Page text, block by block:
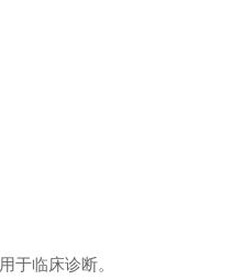
于临床诊断。